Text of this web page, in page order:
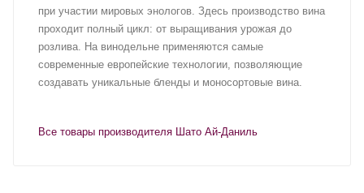
при участии мировых энологов. Здесь производство вина
проходит полный цикл: от выращивания урожая до
розлива. На винодельне применяются самые
современные европейские технологии, позволяющие
создавать уникальные бленды и моносортовые вина.
Все товары производителя Шато Ай-Даниль